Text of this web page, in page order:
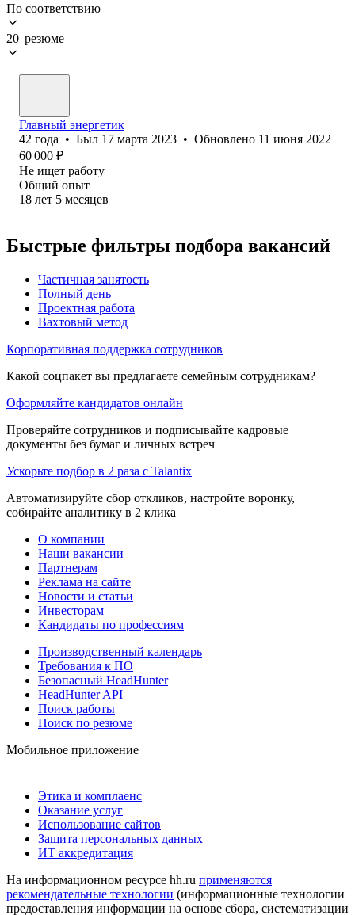
По соответствию
20 резюме
Главный энергетик
42 года • Был 17 марта 2023 • Обновлено 11 июня 2022
60 000 ₽
Не ищет работу
Общий опыт
18 лет 5 месяцев
Быстрые фильтры подбора вакансий
Частичная занятость
Полный день
Проектная работа
Вахтовый метод
Корпоративная поддержка сотрудников
Какой соцпакет вы предлагаете семейным сотрудникам?
Оформляйте кандидатов онлайн
Проверяйте сотрудников и подписывайте кадровые
документы без бумаг и личных встреч
Ускорьте подбор в 2 раза с Talantix
Автоматизируйте сбор откликов, настройте воронку,
собирайте аналитику в 2 клика
О компании
Наши вакансии
Партнерам
Реклама на сайте
Новости и статьи
Инвесторам
Кандидаты по профессиям
Производственный календарь
Требования к ПО
Безопасный HeadHunter
HeadHunter API
Поиск работы
Поиск по резюме
Мобильное приложение
Этика и комплаенс
Оказание услуг
Использование сайтов
Защита персональных данных
ИТ аккредитация
На информационном ресурсе hh.ru применяются
рекомендательные технологии (информационные технологии
предоставления информации на основе сбора, систематизации